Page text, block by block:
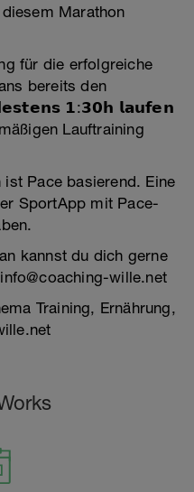
Marathon
für die erfolgreiche
bereits den
𝟭:𝟯𝟬𝗵 𝗹𝗮𝘂𝗳𝗲𝗻
Lauftraining
Pace basierend. Eine
SportApp mit Pace-
kannst du dich gerne
wille.net
Training, Ernährung,